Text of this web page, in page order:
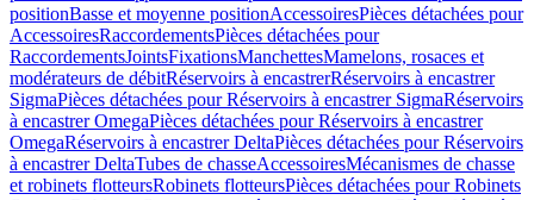
positionBasse et moyenne positionAccessoiresPièces détachées pour
AccessoiresRaccordementsPièces détachées pour
RaccordementsJointsFixationsManchettesMamelons, rosaces et
modérateurs de débitRéservoirs à encastrerRéservoirs à encastrer
SigmaPièces détachées pour Réservoirs à encastrer SigmaRéservoirs
à encastrer OmegaPièces détachées pour Réservoirs à encastrer
OmegaRéservoirs à encastrer DeltaPièces détachées pour Réservoirs
à encastrer DeltaTubes de chasseAccessoiresMécanismes de chasse
et robinets flotteursRobinets flotteursPièces détachées pour Robinets